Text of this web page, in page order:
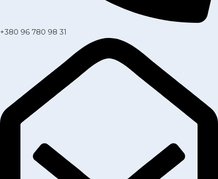
+380 96 780 98 31